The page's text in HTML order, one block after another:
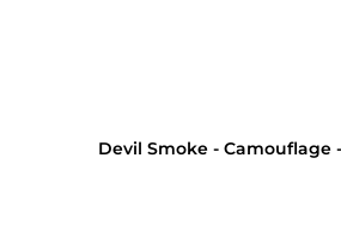
Devil Smoke - Camouflage